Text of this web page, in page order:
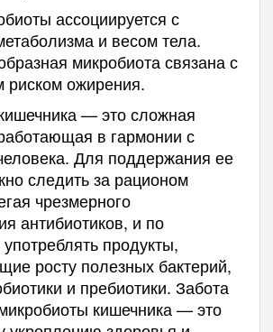
ассоциируется с
и весом тела.
микробиота связана с
риском ожирения.
— это сложная
в гармонии с
Для поддержания ее
следить за рационом
чрезмерного
антибиотиков, и по
продукты,
росту полезных бактерий,
и пребиотики. Забота
кишечника — это